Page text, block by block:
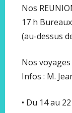
Nos
17 h
(au-dessus
Nos voyages
Infos : M.
• Du 14 au